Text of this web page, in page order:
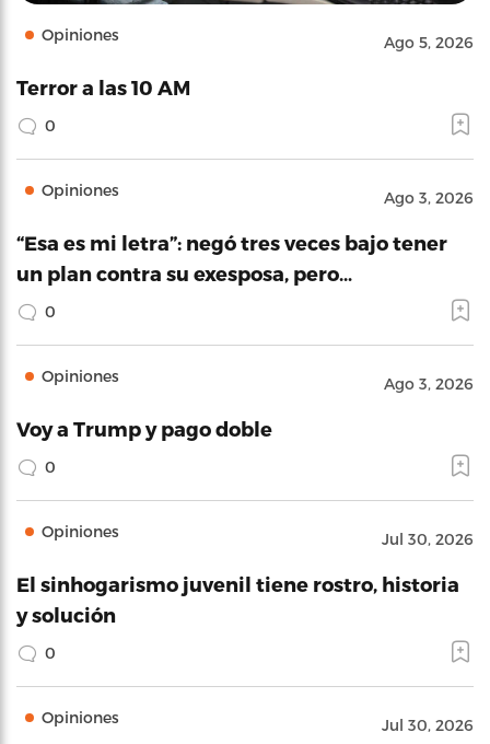
Opiniones Ago 5, 2026
Terror a las 10 AM
0
Opiniones Ago 3, 2026
“Esa es mi letra”: negó tres veces bajo tener
un plan contra su exesposa, pero…
0
Opiniones Ago 3, 2026
Voy a Trump y pago doble
0
Opiniones Jul 30, 2026
El sinhogarismo juvenil tiene rostro, historia
y solución
0
Opiniones Jul 30, 2026